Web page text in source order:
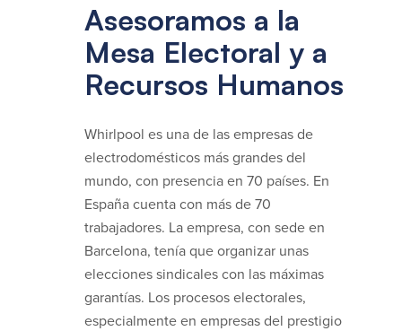
Asesoramos a la
Mesa Electoral y a
Recursos Humanos
Whirlpool es una de las empresas de
electrodomésticos más grandes del
mundo, con presencia en 70 países. En
España cuenta con más de 70
trabajadores. La empresa, con sede en
Barcelona, tenía que organizar unas
elecciones sindicales con las máximas
garantías. Los procesos electorales,
especialmente en empresas del prestigio